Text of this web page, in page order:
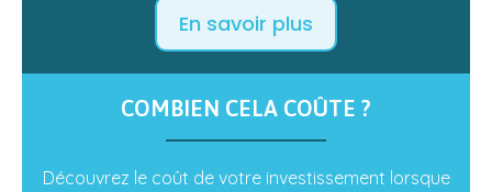
En savoir plus
COMBIEN CELA COÛTE ?
Découvrez le coût de votre investissement lorsque